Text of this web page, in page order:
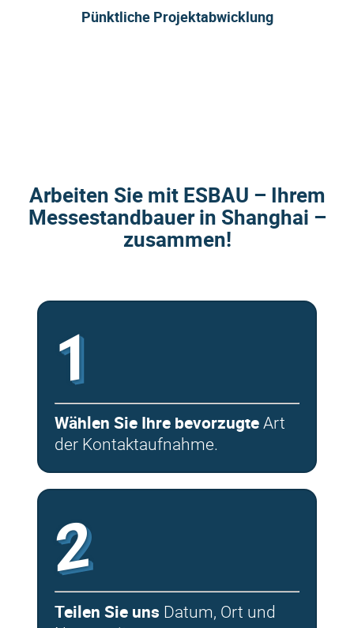
Pünktliche Projektabwicklung
Arbeiten Sie mit ESBAU – Ihrem
Messestandbauer in Shanghai –
zusammen!
1
Wählen Sie Ihre bevorzugte Art
der Kontaktaufnahme.
2
Teilen Sie uns Datum, Ort und